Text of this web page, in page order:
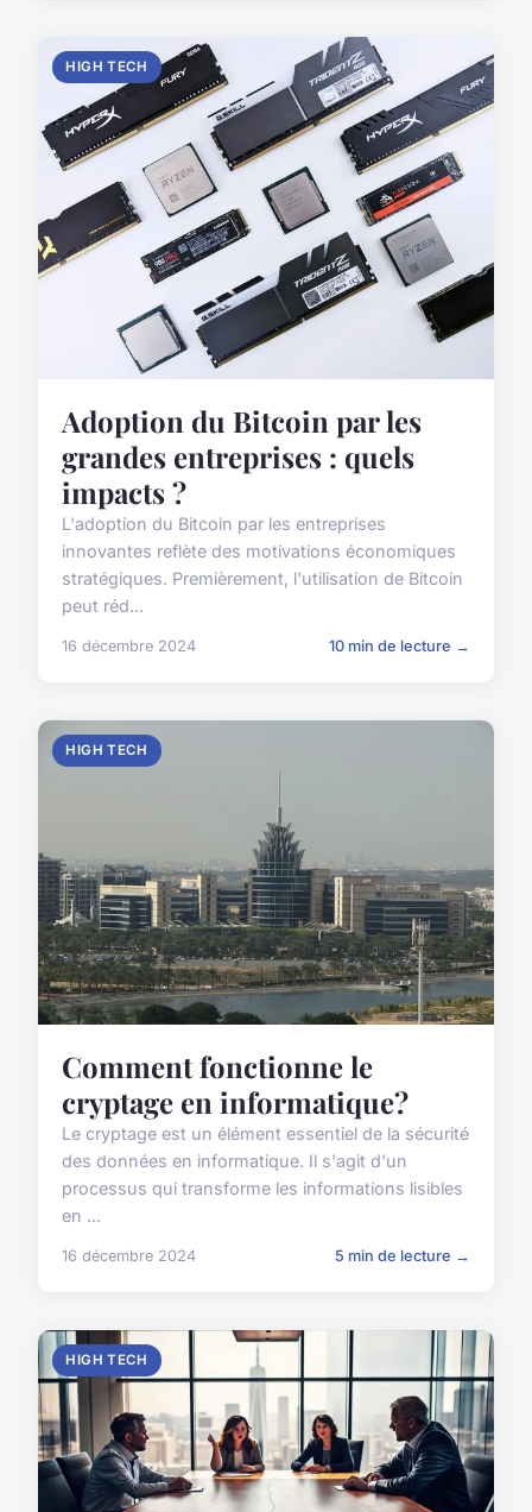
HIGH TECH
Adoption du Bitcoin par les
grandes entreprises : quels
impacts ?
L'adoption du Bitcoin par les entreprises
innovantes reflète des motivations économiques
stratégiques. Premièrement, l'utilisation de Bitcoin
peut réd...
16 décembre 2024 10 min de lecture →
HIGH TECH
Comment fonctionne le
cryptage en informatique?
Le cryptage est un élément essentiel de la sécurité
des données en informatique. Il s'agit d'un
processus qui transforme les informations lisibles
en ...
16 décembre 2024 5 min de lecture →
HIGH TECH